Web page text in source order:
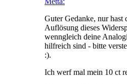
Guter Gedanke, nur
Auflösung dieses
wenngleich deine
hilfreich sind - bitte
:).
Ich werf mal mein 10 ct